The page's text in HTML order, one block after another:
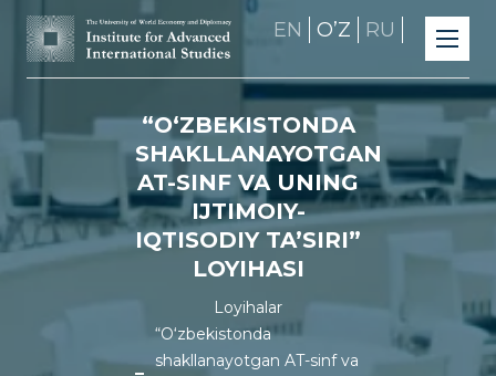
EN OʼZ RU
“O‘ZBEKISTONDA
SHAKLLANAYOTGAN
AT-SINF VA UNING
IJTIMOIY-
IQTISODIY TA’SIRI”
LOYIHASI
Loyihalar
“O‘zbekistonda
shakllanayotgan AT-sinf va